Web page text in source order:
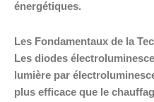
énergétiques.
Les Fondamentaux de la
Les diodes
lumière par
plus efficace que le